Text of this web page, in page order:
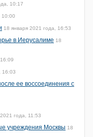
10:17
10:00
18 января 2021 года, 16:53
в Иерусалиме 18
16:03
ее воссоединения с
года, 11:53
учреждения Москвы 18